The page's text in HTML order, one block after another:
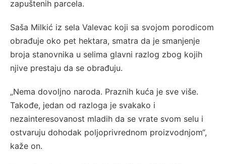
zapuštenih parcela.
Saša Milkić iz sela Valevac koji sa svojom porodicom
obrađuje oko pet hektara, smatra da je smanjenje
broja stanovnika u selima glavni razlog zbog kojih
njive prestaju da se obrađuju.
„Nema dovoljno naroda. Praznih kuća je sve više.
Takođe, jedan od razloga je svakako i
nezainteresovanost mladih da se vrate svom selu i
ostvaruju dohodak poljoprivrednom proizvodnjom“,
kaže on.